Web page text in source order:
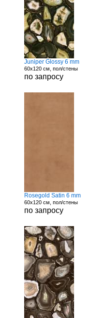
Juniper Glossy 6 mm
60x120 см, пол/стены
по запросу
Rosegold Satin 6 mm
60x120 см, пол/стены
по запросу